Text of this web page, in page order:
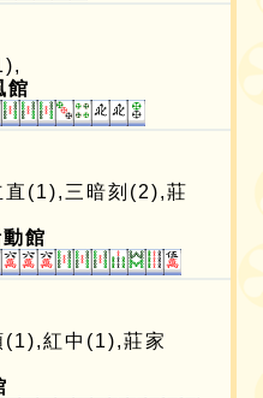
直(1),三暗刻(2),莊
館
(1),紅中(1),莊家